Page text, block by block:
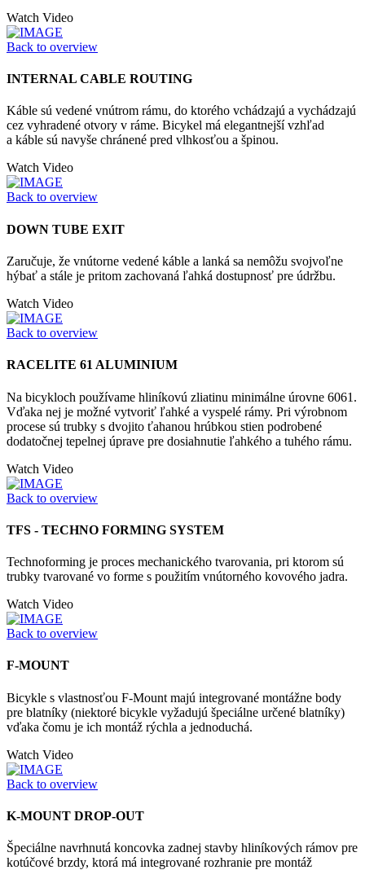
Watch Video
Back to overview
INTERNAL CABLE ROUTING
Káble sú vedené vnútrom rámu, do ktorého vchádzajú a vychádzajú
cez vyhradené otvory v ráme. Bicykel má elegantnejší vzhľad
a káble sú navyše chránené pred vlhkosťou a špinou.
Watch Video
Back to overview
DOWN TUBE EXIT
Zaručuje, že vnútorne vedené káble a lanká sa nemôžu svojvoľne
hýbať a stále je pritom zachovaná ľahká dostupnosť pre údržbu.
Watch Video
Back to overview
RACELITE 61 ALUMINIUM
Na bicykloch používame hliníkovú zliatinu minimálne úrovne 6061.
Vďaka nej je možné vytvoriť ľahké a vyspelé rámy. Pri výrobnom
procese sú trubky s dvojito ťahanou hrúbkou stien podrobené
dodatočnej tepelnej úprave pre dosiahnutie ľahkého a tuhého rámu.
Watch Video
Back to overview
TFS - TECHNO FORMING SYSTEM
Technoforming je proces mechanického tvarovania, pri ktorom sú
trubky tvarované vo forme s použitím vnútorného kovového jadra.
Watch Video
Back to overview
F-MOUNT
Bicykle s vlastnosťou F-Mount majú integrované montážne body
pre blatníky (niektoré bicykle vyžadujú špeciálne určené blatníky)
vďaka čomu je ich montáž rýchla a jednoduchá.
Watch Video
Back to overview
K-MOUNT DROP-OUT
Špeciálne navrhnutá koncovka zadnej stavby hliníkových rámov pre
kotúčové brzdy, ktorá má integrované rozhranie pre montáž